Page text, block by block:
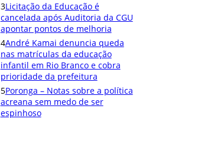
3Licitação da Educação é
cancelada após Auditoria da CGU
apontar pontos de melhoria
4André Kamai denuncia queda
nas matrículas da educação
infantil em Rio Branco e cobra
prioridade da prefeitura
5Poronga – Notas sobre a política
acreana sem medo de ser
espinhoso